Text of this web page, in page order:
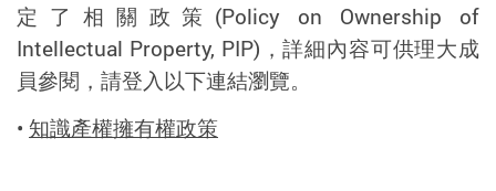
定了相關政策(Policy on Ownership of
Intellectual Property, PIP)，詳細內容可供理大成
員參閱，請登入以下連結瀏覽。
• 知識產權擁有權政策